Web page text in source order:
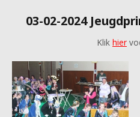
03-02-2024
Klik hier